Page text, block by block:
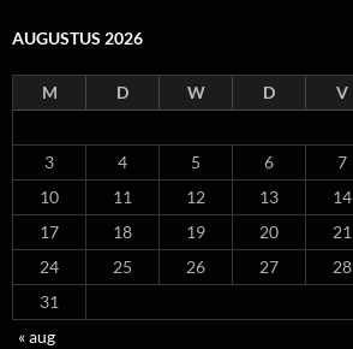
AUGUSTUS 2026
M D W D V
3
4 5 6 7
10
11 12 13 14
17
18 19 20 21
24
25 26 27 28
31
« aug